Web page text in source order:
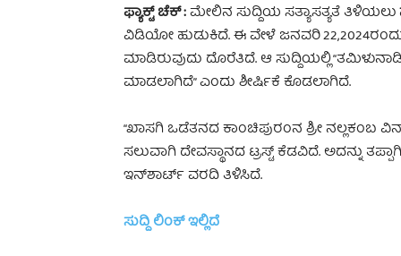
ಫ್ಯಾಕ್ಟ್ ಚೆಕ್‌ :ಮೇಲಿನ ಸುದ್ದಿಯ ಸತ್ಯಾಸತ್ಯತೆ ತಿಳಿಯಲು
ವಿಡಿಯೋ ಹುಡುಕಿದೆ. ಈ ವೇಳೆ ಜನವರಿ
ಮಾಡಿರುವುದು ದೊರೆತಿದೆ. ಆ ಸುದ್ದಿಯಲ್ಲಿ
ಮಾಡಲಾಗಿದೆ” ಎಂದು ಶೀರ್ಷಿಕೆ ಕೊಡಲಾಗಿದೆ.
“ಖಾಸಗಿ ಒಡೆತನದ ಕಾಂಚಿಪುರಂನ ಶ್ರೀ
ಸಲುವಾಗಿ ದೇವಸ್ಥಾನದ ಟ್ರಸ್ಟ್‌ ಕೆಡವಿದೆ. ಅದನ್ನು
ಇನ್‌ಶಾರ್ಟ್‌ ವರದಿ ತಿಳಿಸಿದೆ.
ಸುದ್ದಿ ಲಿಂಕ್ ಇಲ್ಲಿದೆ